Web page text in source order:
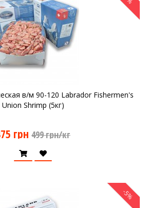
в/м 90-120 Labrador Fishermen's
Union Shrimp (5кг)
грн 499 грн/кг
-5%